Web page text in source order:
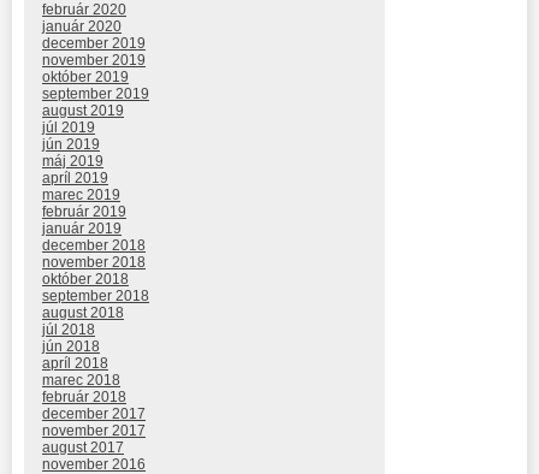
február 2020
január 2020
december 2019
november 2019
október 2019
september 2019
august 2019
júl 2019
jún 2019
máj 2019
apríl 2019
marec 2019
február 2019
január 2019
december 2018
november 2018
október 2018
september 2018
august 2018
júl 2018
jún 2018
apríl 2018
marec 2018
február 2018
december 2017
november 2017
august 2017
november 2016